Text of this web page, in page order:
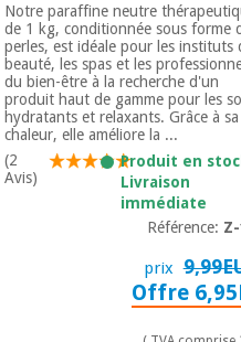
Aérobic,
fitness
et
pilates
Sports
et
jeux
Matériel de
protection
essentiel
pour les
coronavirus
Notre paraffine neutre
de 1 kg, conditionnée sous forme
perles, est idéale pour les instituts
beauté, les spas et les
du bien-être à la recherche d'un
produit haut de gamme pour les
hydratants et relaxants. Grâce à sa
chaleur, elle améliore la ...
(2
Avis)
Produit en
Livraison
immédiate
Référence: Z-
prix
Offre